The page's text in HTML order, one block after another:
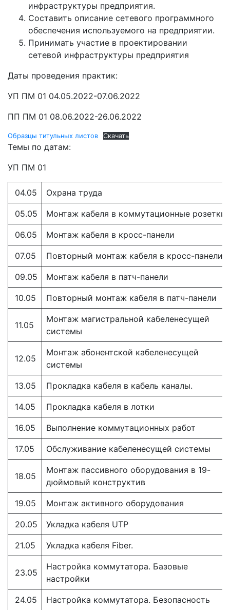
инфраструктуры предприятия.
Составить описание сетевого программного
обеспечения используемого на предприятии.
Принимать участие в проектировании
сетевой инфраструктуры предприятия
Даты проведения практик:
УП ПМ 01 04.05.2022-07.06.2022
ПП ПМ 01 08.06.2022-26.06.2022
Образцы титульных листов Скачать
Темы по датам:
УП ПМ 01
04.05 Охрана труда
05.05 Монтаж кабеля в коммутационные розетки
06.05 Монтаж кабеля в кросс-панели
07.05 Повторный монтаж кабеля в кросс-панели.
09.05 Монтаж кабеля в патч-панели
10.05 Повторный монтаж кабеля в патч-панели
11.05
Монтаж магистральной кабеленесущей
системы
12.05
Монтаж абонентской кабеленесущей
системы
13.05 Прокладка кабеля в кабель каналы.
14.05 Прокладка кабеля в лотки
16.05 Выполнение коммутационных работ
17.05 Обслуживание кабеленесущей системы
18.05
Монтаж пассивного оборудования в 19-
дюймовый конструктив
19.05 Монтаж активного оборудования
20.05 Укладка кабеля UTP
21.05 Укладка кабеля Fiber.
23.05
Настройка коммутатора. Базовые
настройки
24.05 Настройка коммутатора. Безопасность